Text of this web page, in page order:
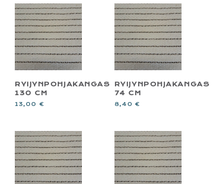
RYIJYNPOHJAKANGAS
130 CM
13,00 €
RYIJYNPOHJAKANGAS
74 CM
8,40 €